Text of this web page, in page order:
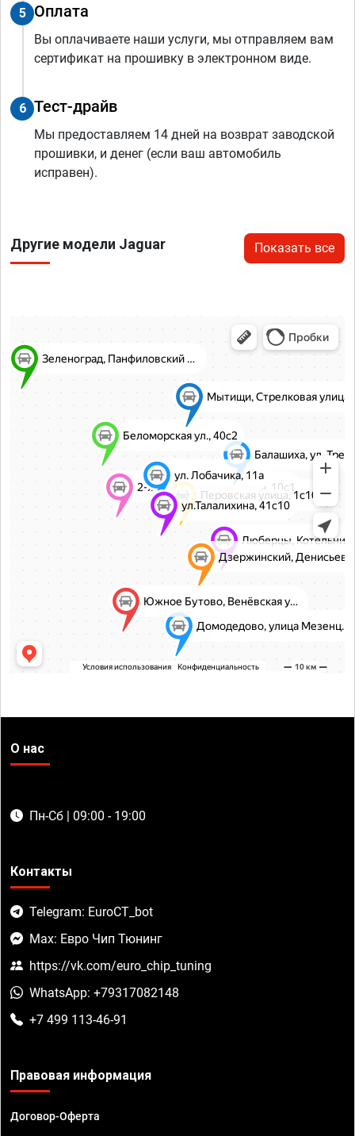
5 Оплата
Вы оплачиваете наши услуги, мы отправляем вам
сертификат на прошивку в электронном виде.
6 Тест-драйв
Мы предоставляем 14 дней на возврат заводской
прошивки, и денег (если ваш автомобиль
исправен).
Другие модели Jaguar Показать все
О нас
Пн-Сб | 09:00 - 19:00
Контакты
Telegram: EuroCT_bot
Max: Евро Чип Тюнинг
https://vk.com/euro_chip_tuning
WhatsApp: +79317082148
+7 499 113-46-91
Правовая информация
Договор-Оферта